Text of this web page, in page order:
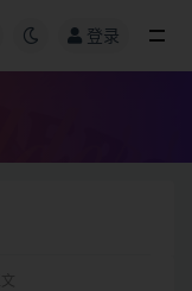
登录